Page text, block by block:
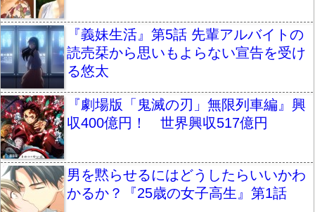
『義妹生活』第5話 先輩アルバイトの
読売栞から思いもよらない宣告を受け
る悠太
『劇場版「鬼滅の刃」無限列車編』興
収400億円！ 世界興収517億円
男を黙らせるにはどうしたらいいかわ
かるか？『25歳の女子高生』第1話